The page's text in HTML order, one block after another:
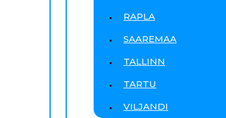
RAPLA
SAAREMAA
TALLINN
TARTU
VILJANDI